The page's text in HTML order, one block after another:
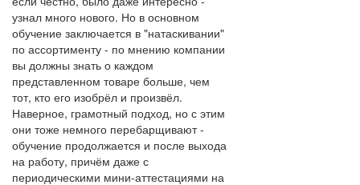
узнал много нового. Но в основном
обучение заключается в "натаскивании"
по ассортименту - по мнению компании
вы должны знать о каждом
представленном товаре больше, чем
тот, кто его изобрёл и произвёл.
Наверное, грамотный подход, но с этим
они тоже немного перебарщивают -
обучение продолжается и после выхода
на работу, причём даже с
периодическими мини-аттестациями на